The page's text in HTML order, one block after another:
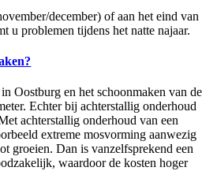
december) of aan het eind van
u problemen tijdens het natte najaar.
Oostburg en het schoonmaken van de
Echter bij achterstallig onderhoud
achterstallig onderhoud van een
extreme mosvorming aanwezig
groeien. Dan is vanzelfsprekend een
waardoor de kosten hoger